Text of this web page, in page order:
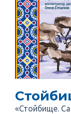
«Стойбище.